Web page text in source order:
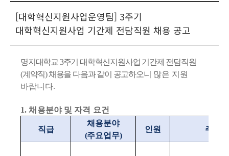
[대학혁신지원사업운영팀] 3주기
대학혁신지원사업 기간제 전담직원 채용 공고
명지대학교 3주기 대학혁신지원사업 기간제 전담직원
(계약직)채용을 다음과 같이 공고하오니 많은 지원
바랍니다.
1.채용분야 및 자격 요건
직급
채용분야
(주요업무)
인원 주요